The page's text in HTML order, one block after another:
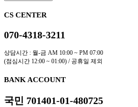
CS CENTER
070-4318-3211
상담시간 : 월-금 AM 10:00 ~ PM 07:00
(점심시간 12:00 ~ 01:00) / 공휴일 제외
BANK ACCOUNT
국민 701401-01-480725